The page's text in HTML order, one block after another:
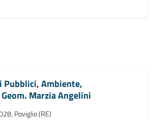
Pubblici, Ambiente,
Marzia Angelini
Poviglio (RE)